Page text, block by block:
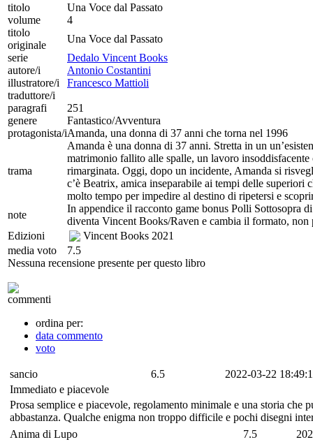
titolo
Una Voce dal Passato
volume
4
titolo
originale
Una Voce dal Passato
serie
Dedalo Vincent Books
autore/i
Antonio Costantini
illustratore/i
Francesco Mattioli
traduttore/i
paragrafi
251
genere
Fantastico/Avventura
protagonista/iAmanda, una donna di 37 anni che torna nel 1996
trama
Amanda è una donna di 37 anni. Stretta in un
matrimonio fallito alle spalle, un lavoro
rimarginata. Oggi, dopo un incidente, Amanda si
c’è Beatrix, amica inseparabile ai tempi delle superiori
molto tempo per impedire al destino di ripetersi e
note
In appendice il racconto game bonus Polli Sottosopra
diventa Vincent Books/Raven e cambia il formato, non
Edizioni
Vincent Books 2021
media voto
7.5
Nessuna recensione presente per questo libro
commenti
ordina per:
data commento
voto
sancio 6.5
2022-03-22
Immediato e piacevole
Prosa semplice e piacevole, regolamento minimale e una storia che
abbastanza. Qualche enigma non troppo difficile e pochi disegni
Anima di Lupo
7.5